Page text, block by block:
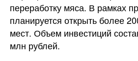
переработку мяса. В рамках
планируется открыть более
мест. Объем инвестиций
млн рублей.